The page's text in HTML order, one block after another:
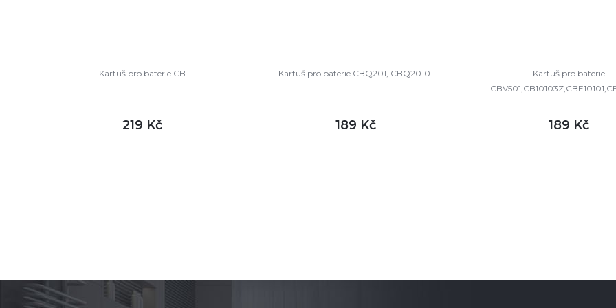
Kartuš pro baterie CB
219 Kč
Kartuš pro baterie CBQ201, CBQ20101
189 Kč
Kartuš pro baterie
189 Kč